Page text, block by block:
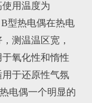
用温度为
型热电偶在热电
测温温区宽，
氧化性和惰性
于还原性气氛
电偶一个明显的